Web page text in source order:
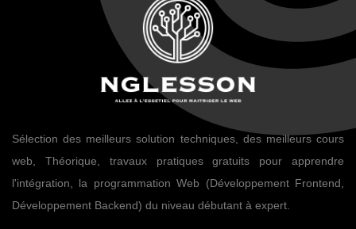
Sélection des meilleurs solution techniques, des meilleurs cours
web, Théorique, travaux pratiques gratuits pour apprendre
l'intégration, la programmation Web (Développement Frontend,
Développement Backend) du niveau débutant à expert.